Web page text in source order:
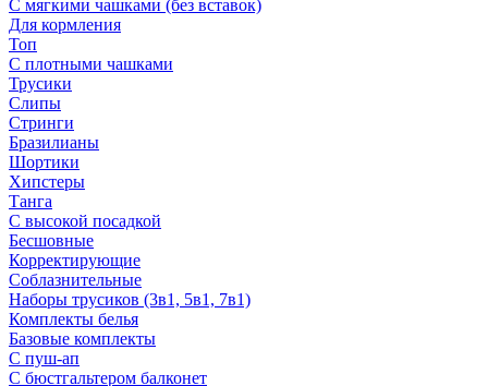
С мягкими чашками (без вставок)
Для кормления
Топ
С плотными чашками
Трусики
Слипы
Стринги
Бразилианы
Шортики
Хипстеры
Танга
С высокой посадкой
Бесшовные
Корректирующие
Соблазнительные
Наборы трусиков (3в1, 5в1, 7в1)
Комплекты белья
Базовые комплекты
С пуш-ап
С бюстгальтером балконет